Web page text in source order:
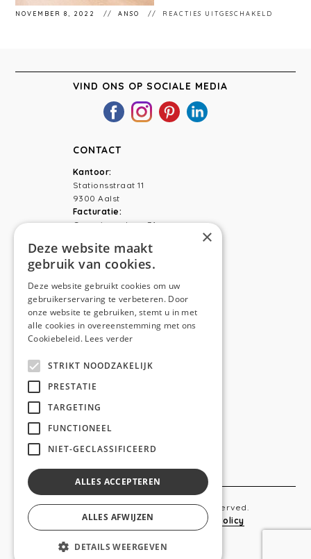
NOVEMBER 8, 2022 ANSO REACTIES UITGESCHAKELD
VIND ONS OP SOCIALE MEDIA
CONTACT
Kantoor:
Stationsstraat 11
9300 Aalst
Facturatie:
Capucienenlaan 31
Telefoon:0473 44 56 94
NAVIGATION
Home
Diensten
Realisaties
Copyright © 2019 Anso. All rights reserved.
Sitemap-Privacy Policy Cookie Policy
webdesigned by
×
Deze website maakt
gebruik van cookies.
Deze website gebruikt cookies om uw
gebruikerservaring te verbeteren. Door
onze website te gebruiken, stemt u in met
alle cookies in overeenstemming met ons
Cookiebeleid. Lees verder
STRIKT NOODZAKELIJK
PRESTATIE
TARGETING
FUNCTIONEEL
NIET-GECLASSIFICEERD
ALLES ACCEPTEREN
ALLES AFWIJZEN
DETAILS WEERGEVEN